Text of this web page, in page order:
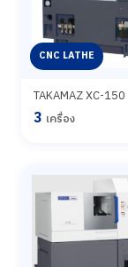
CNC LATHE
TAKAMAZ XC-150
3 เครื่อง